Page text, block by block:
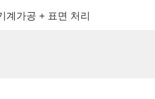
계가공 + 표면 처리